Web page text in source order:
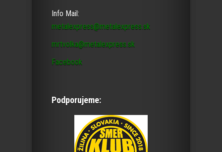
Info Mail:
metalexpress@metalexpress.sk
mrtvolka@metalexpress.sk
Facebook
Podporujeme: